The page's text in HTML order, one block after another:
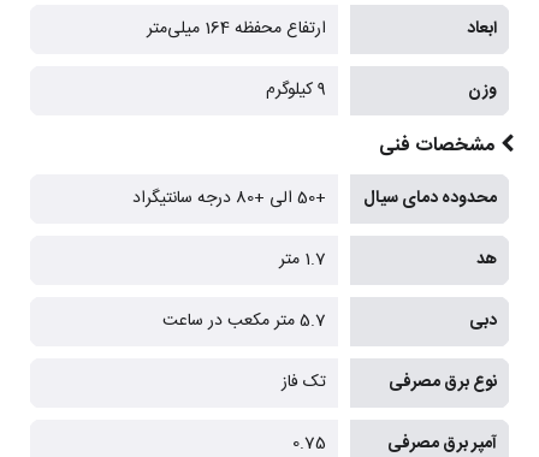
ابعاد ارتفاع محفظه 164 میلی‌متر
وزن 9 کیلوگرم
مشخصات فنی
محدوده دمای سیال +50 الی +80 درجه سانتیگراد
هد 1.7 متر
دبی 5.7 متر مکعب در ساعت
نوع برق مصرفی تک فاز
آمپر برق مصرفی 0.75